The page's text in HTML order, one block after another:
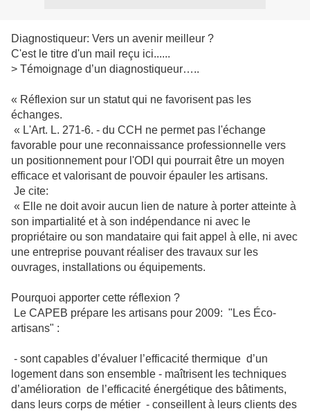
Diagnostiqueur: Vers un avenir meilleur ?
C'est le titre d'un mail reçu ici......
> Témoignage d’un diagnostiqueur…..
« Réflexion sur un statut qui ne favorisent pas les
échanges.
« L'Art. L. 271-6. - du CCH ne permet pas l'échange
favorable pour une reconnaissance professionnelle vers
un positionnement pour l'ODI qui pourrait être un moyen
efficace et valorisant de pouvoir épauler les artisans.
Je cite:
« Elle ne doit avoir aucun lien de nature à porter atteinte à
son impartialité et à son indépendance ni avec le
propriétaire ou son mandataire qui fait appel à elle, ni avec
une entreprise pouvant réaliser des travaux sur les
ouvrages, installations ou équipements.
Pourquoi apporter cette réflexion ?
Le CAPEB prépare les artisans pour 2009: "Les Éco-
artisans" :
- sont capables d’évaluer l’efficacité thermique d’un
logement dans son ensemble - maîtrisent les techniques
d’amélioration de l’efficacité énergétique des bâtiments,
dans leurs corps de métier - conseillent à leurs clients des